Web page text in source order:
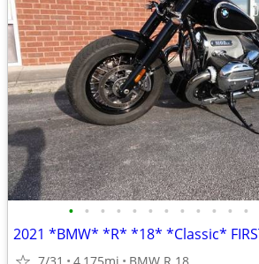
• • • • • • • • • • • •